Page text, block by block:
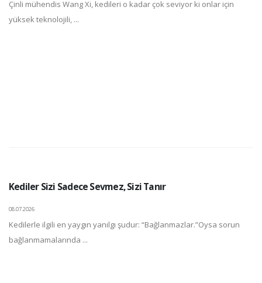
Çinli mühendis Wang Xi, kedileri o kadar çok seviyor ki onlar için
yüksek teknolojili, ...
Kediler Sizi Sadece Sevmez, Sizi Tanır
08.07.2026
Kedilerle ilgili en yaygın yanılgı şudur: “Bağlanmazlar.”Oysa sorun
bağlanmamalarında ...